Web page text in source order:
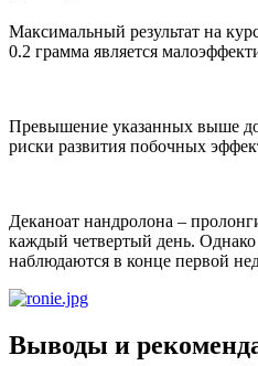
Максимальный результат на
0.2 грамма является
Превышение указанных выше
риски развития побочных
Деканоат нандролона –
каждый четвертый день. Однако
наблюдаются в конце первой
Выводы и